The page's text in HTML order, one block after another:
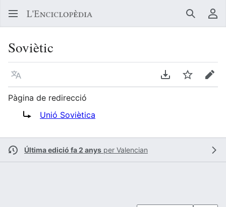
Buscar
Soviètic
Llegir en un atre idioma Descarregar en
Vigilar
Pàgina de redirecció
Redirigix a:Unió Soviètica
Última edició fa 2 anys per Valencian